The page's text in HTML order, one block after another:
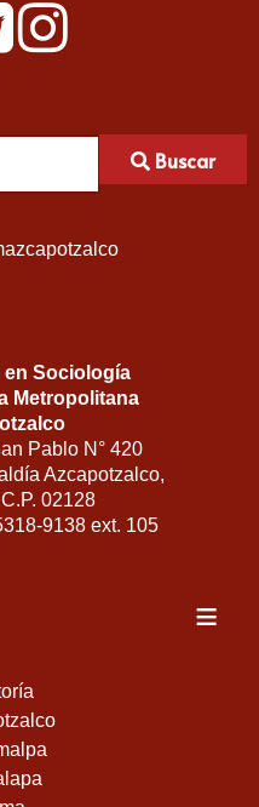
Buscar
en Sociología
Metropolitana
Pablo N° 420
Azcapotzalco,
02128
9138 ext. 105
≡